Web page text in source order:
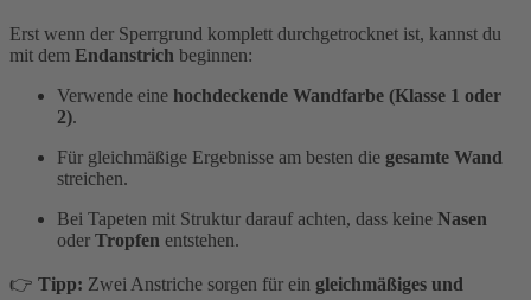
Erst wenn der Sperrgrund komplett durchgetrocknet ist, kannst du
mit dem Endanstrich beginnen:
Verwende eine hochdeckende Wandfarbe (Klasse 1 oder
2).
Für gleichmäßige Ergebnisse am besten die gesamte Wand
streichen.
Bei Tapeten mit Struktur darauf achten, dass keine Nasen
oder Tropfen entstehen.
👉 Tipp: Zwei Anstriche sorgen für ein gleichmäßiges und